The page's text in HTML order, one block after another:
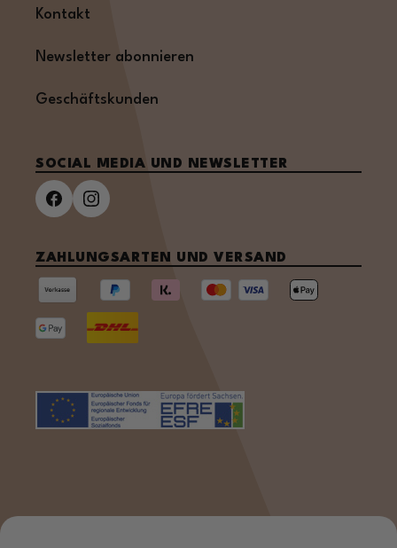
Kontakt
Newsletter abonnieren
Geschäftskunden
SOCIAL MEDIA UND NEWSLETTER
ZAHLUNGSARTEN UND VERSAND